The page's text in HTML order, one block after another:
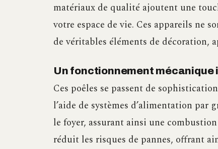
matériaux de qualité ajoutent une
votre espace de vie. Ces appareils ne
de véritables éléments de
Un fonctionnement mécanique
Ces poêles se passent de
l’aide de systèmes d’alimentation
le foyer, assurant ainsi une
réduit les risques de pannes, offrant